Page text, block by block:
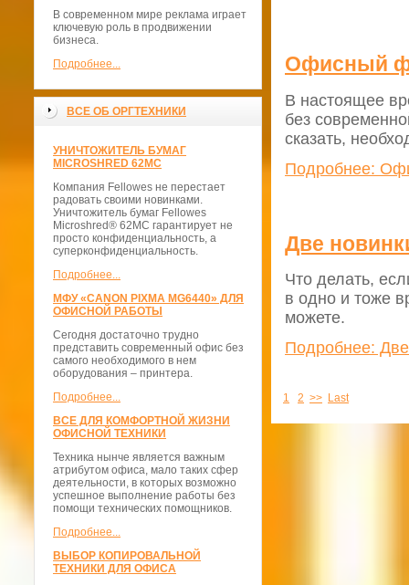
В современном мире реклама играет
ключевую роль в продвижении
бизнеса.
Подробнее...
ВСЕ ОБ ОРГТЕХНИКИ
УНИЧТОЖИТЕЛЬ БУМАГ
MICROSHRED 62MС
Компания Fellowes не перестает
радовать своими новинками.
Уничтожитель бумаг Fellowes
Microshred® 62MС гарантирует не
просто конфиденциальность, а
суперконфиденциальность.
Подробнее...
МФУ «CANON PIXMA MG6440» ДЛЯ
ОФИСНОЙ РАБОТЫ
Сегодня достаточно трудно
представить современный офис без
самого необходимого в нем
оборудования – принтера.
Подробнее...
ВСЕ ДЛЯ КОМФОРТНОЙ ЖИЗНИ
ОФИСНОЙ ТЕХНИКИ
Техника нынче является важным
атрибутом офиса, мало таких сфер
деятельности, в которых возможно
успешное выполнение работы без
помощи технических помощников.
Подробнее...
ВЫБОР КОПИРОВАЛЬНОЙ
ТЕХНИКИ ДЛЯ ОФИСА
Офисный
В настоящее
без
сказать,
Подробнее:
Две
Что делать,
в одно и тоже
можете.
Подробнее:
1 2 >> Last